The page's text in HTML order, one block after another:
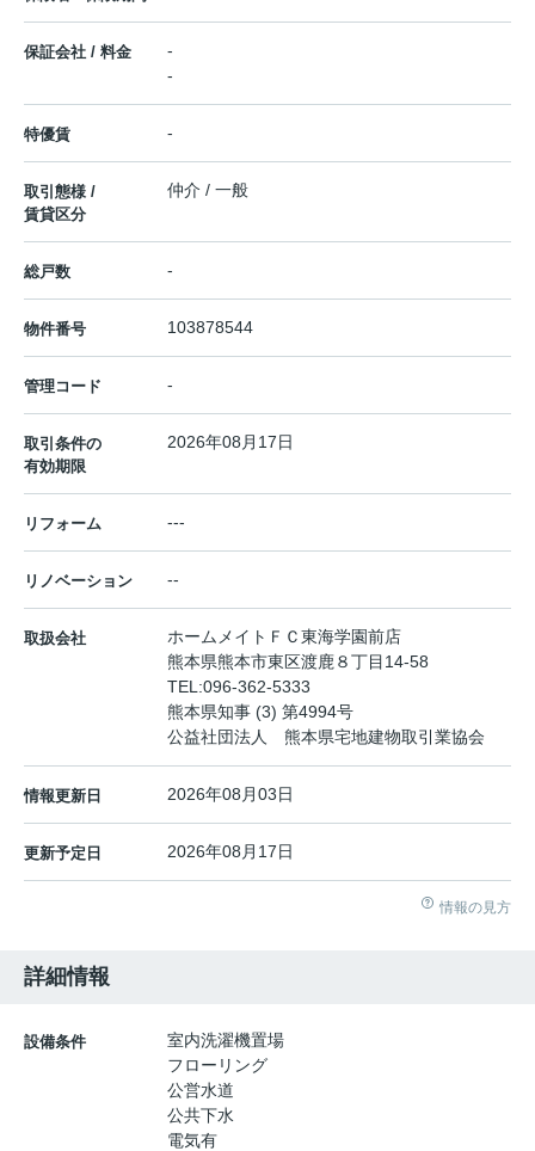
保証会社 / 料金
-
-
特優賃 -
取引態様 /
賃貸区分
仲介 / 一般
総戸数 -
物件番号 103878544
管理コード -
取引条件の
有効期限
2026年08月17日
リフォーム ---
リノベーション --
取扱会社
ホームメイトＦＣ東海学園前店
熊本県熊本市東区渡鹿８丁目14-58
TEL:096-362-5333
熊本県知事 (3) 第4994号
公益社団法人 熊本県宅地建物取引業協会
情報更新日 2026年08月03日
更新予定日 2026年08月17日
情報の見方
詳細情報
設備条件
室内洗濯機置場
フローリング
公営水道
公共下水
電気有